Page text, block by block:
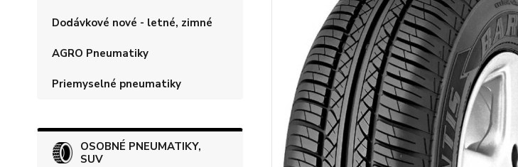
Dodávkové nové - letné, zimné
AGRO Pneumatiky
Priemyselné pneumatiky
OSOBNÉ PNEUMATIKY,
SUV